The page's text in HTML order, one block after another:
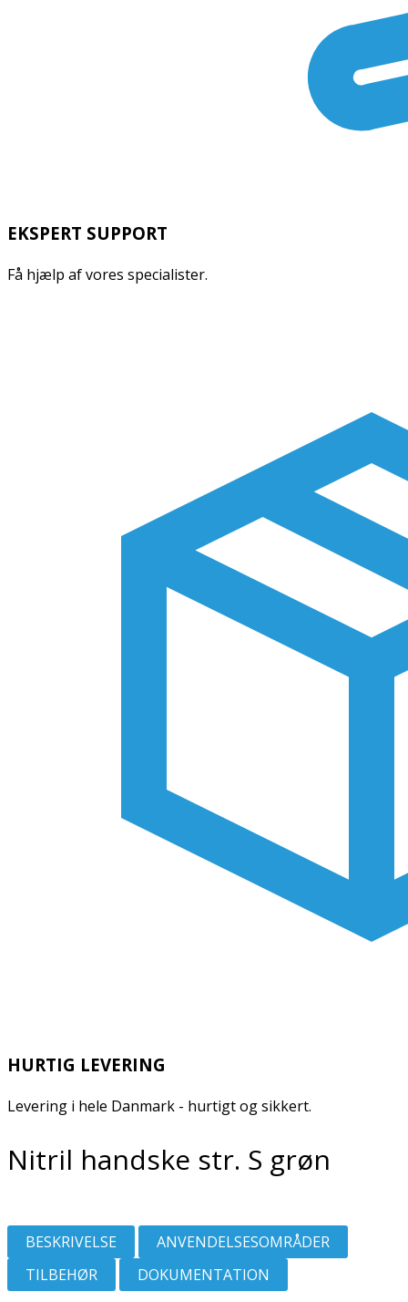
EKSPERT SUPPORT
Få hjælp af vores specialister.
HURTIG LEVERING
Levering i hele Danmark - hurtigt og sikkert.
Nitril handske str. S grøn
BESKRIVELSE
ANVENDELSESOMRÅDER
TILBEHØR
DOKUMENTATION